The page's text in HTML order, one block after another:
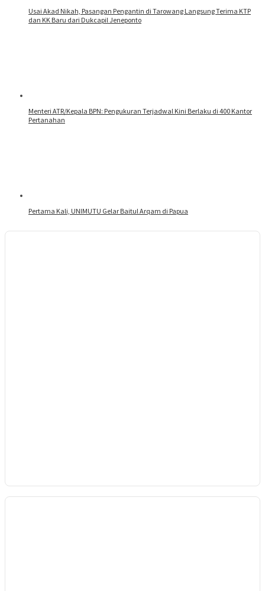
Usai Akad Nikah, Pasangan Pengantin di Tarowang Langsung Terima KTP
dan KK Baru dari Dukcapil Jeneponto
Menteri ATR/Kepala BPN: Pengukuran Terjadwal Kini Berlaku di 400 Kantor
Pertanahan
Pertama Kali, UNIMUTU Gelar Baitul Arqam di Papua